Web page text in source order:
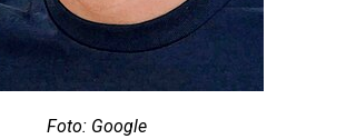
Foto: Google